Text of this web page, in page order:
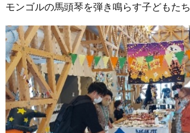
モンゴルの馬頭琴を弾き鳴らす子どもたち